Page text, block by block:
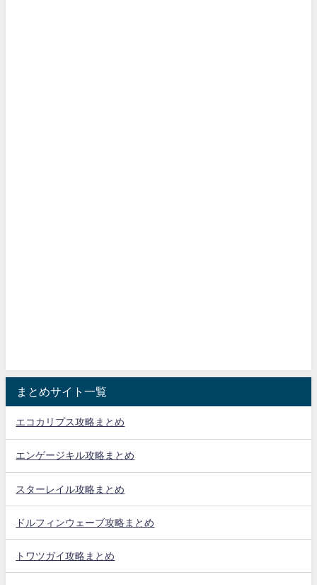
まとめサイト一覧
エコカリプス攻略まとめ
エンゲージキル攻略まとめ
スターレイル攻略まとめ
ドルフィンウェーブ攻略まとめ
トワツガイ攻略まとめ